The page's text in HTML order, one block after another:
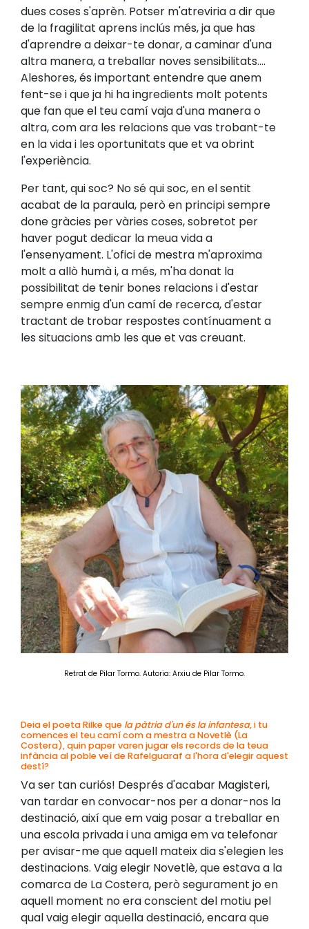
dues coses s'aprèn. Potser m'atreviria a dir que
de la fragilitat aprens inclús més, ja que has
d'aprendre a deixar-te donar, a caminar d'una
altra manera, a treballar noves sensibilitats....
Aleshores, és important entendre que anem
fent-se i que ja hi ha ingredients molt potents
que fan que el teu camí vaja d'una manera o
altra, com ara les relacions que vas trobant-te
en la vida i les oportunitats que et va obrint
l'experiència.
Per tant, qui soc? No sé qui soc, en el sentit
acabat de la paraula, però en principi sempre
done gràcies per vàries coses, sobretot per
haver pogut dedicar la meua vida a
l'ensenyament. L'ofici de mestra m'aproxima
molt a allò humà i, a més, m'ha donat la
possibilitat de tenir bones relacions i d'estar
sempre enmig d'un camí de recerca, d'estar
tractant de trobar respostes contínuament a
les situacions amb les que et vas creuant.
Retrat de Pilar Tormo. Autoria: Arxiu de Pilar Tormo.
Deia el poeta Rilke que la pàtria d'un és la infantesa, i tu
comences el teu camí com a mestra a Novetlè (La
Costera), quin paper varen jugar els records de la teua
infància al poble veí de Rafelguaraf a l'hora d'elegir aquest
destí?
Va ser tan curiós! Després d'acabar Magisteri,
van tardar en convocar-nos per a donar-nos la
destinació, així que em vaig posar a treballar en
una escola privada i una amiga em va telefonar
per avisar-me que aquell mateix dia s'elegien les
destinacions. Vaig elegir Novetlè, que estava a la
comarca de La Costera, però segurament jo en
aquell moment no era conscient del motiu pel
qual vaig elegir aquella destinació, encara que